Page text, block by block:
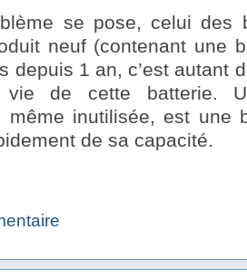
se pose, celui des
neuf (contenant une
depuis 1 an, c’est autant
de cette batterie.
même inutilisée, est une
de sa capacité.